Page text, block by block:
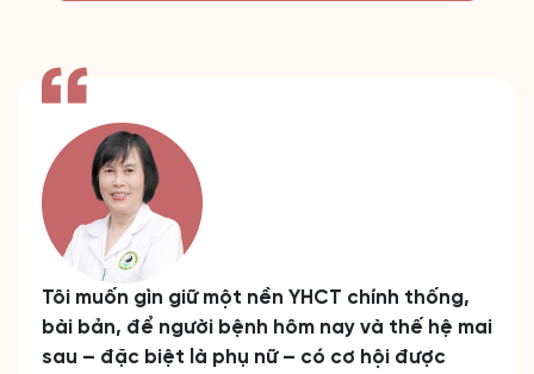
Tôi muốn gìn giữ một nền YHCT chính thống,
bài bản, để người bệnh hôm nay và thế hệ mai
sau – đặc biệt là phụ nữ – có cơ hội được